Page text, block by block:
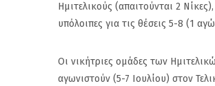
Ημιτελικούς (απαιτούνται 2
υπόλοιπες για τις θέσεις 5-8 (1
Οι νικήτριες ομάδες των
αγωνιστούν (5-7 Ιουλίου) στον